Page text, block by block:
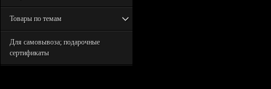
Товары по темам
Для самовывоза; подарочные
сертификаты